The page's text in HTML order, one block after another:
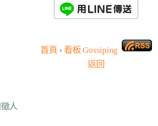
首頁 › 看板Gossiping
返回
人